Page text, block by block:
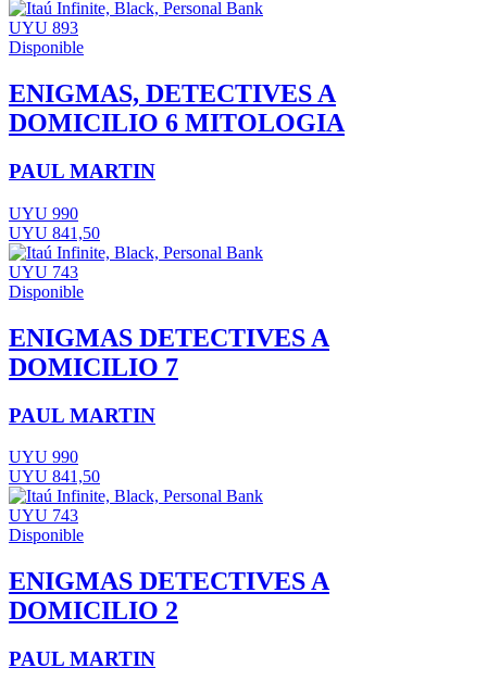
UYU 893
Disponible
ENIGMAS, DETECTIVES A
DOMICILIO 6 MITOLOGIA
PAUL MARTIN
UYU 990
UYU 841,50
UYU 743
Disponible
ENIGMAS DETECTIVES A
DOMICILIO 7
PAUL MARTIN
UYU 990
UYU 841,50
UYU 743
Disponible
ENIGMAS DETECTIVES A
DOMICILIO 2
PAUL MARTIN